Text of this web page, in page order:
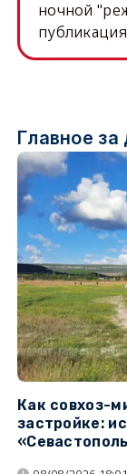
ночной
Главное за
Как совхоз-
застройке: